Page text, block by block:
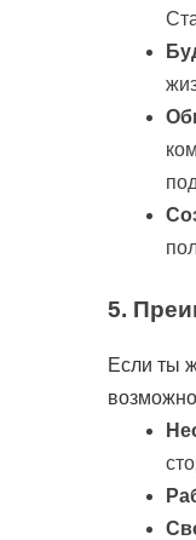
5.
Если ты